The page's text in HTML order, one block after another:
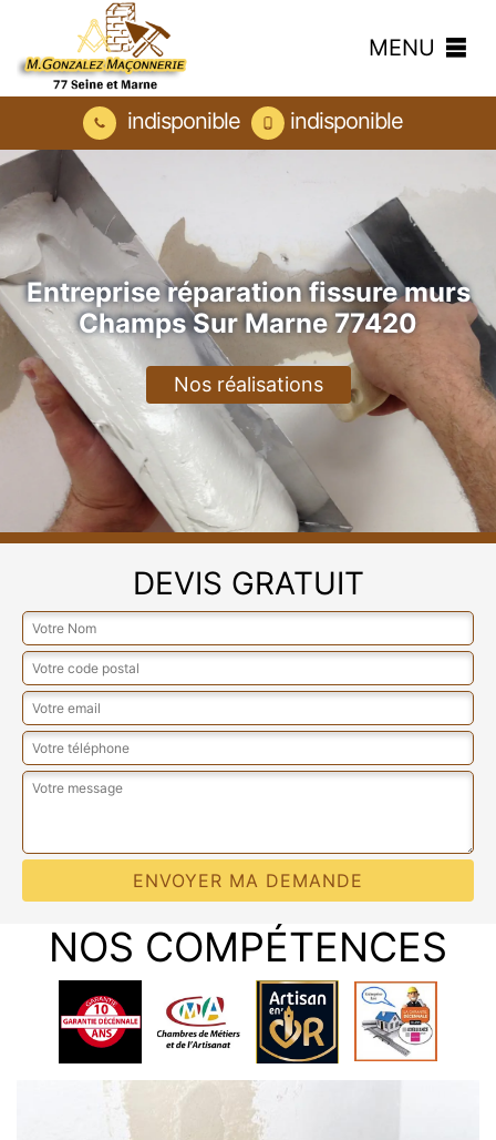
MENU
indisponible indisponible
Entreprise réparation fissure murs
Champs Sur Marne 77420
Nos réalisations
DEVIS GRATUIT
NOS COMPÉTENCES